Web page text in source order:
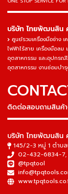
บริษัท ไทยพัฒนสิน
ศูนย์รวมเครื่องมือช่าง
ไฟฟ้าไร้สาย เครื่องมือลม
อุตสาหกรรม และอุปกรณ์
อุตสาหกรรม งานซ่อมบำรุ
ติดต่อสอบถามสินค้า
บริษัท ไทยพัฒนสิน
145/2-3 หมู่ 1 ตำบล
02-432-6834-7,
@tpqtool